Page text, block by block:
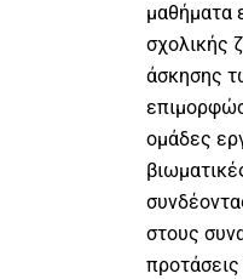
μαθήματα
σχολικής
άσκησης
ομάδες
στους